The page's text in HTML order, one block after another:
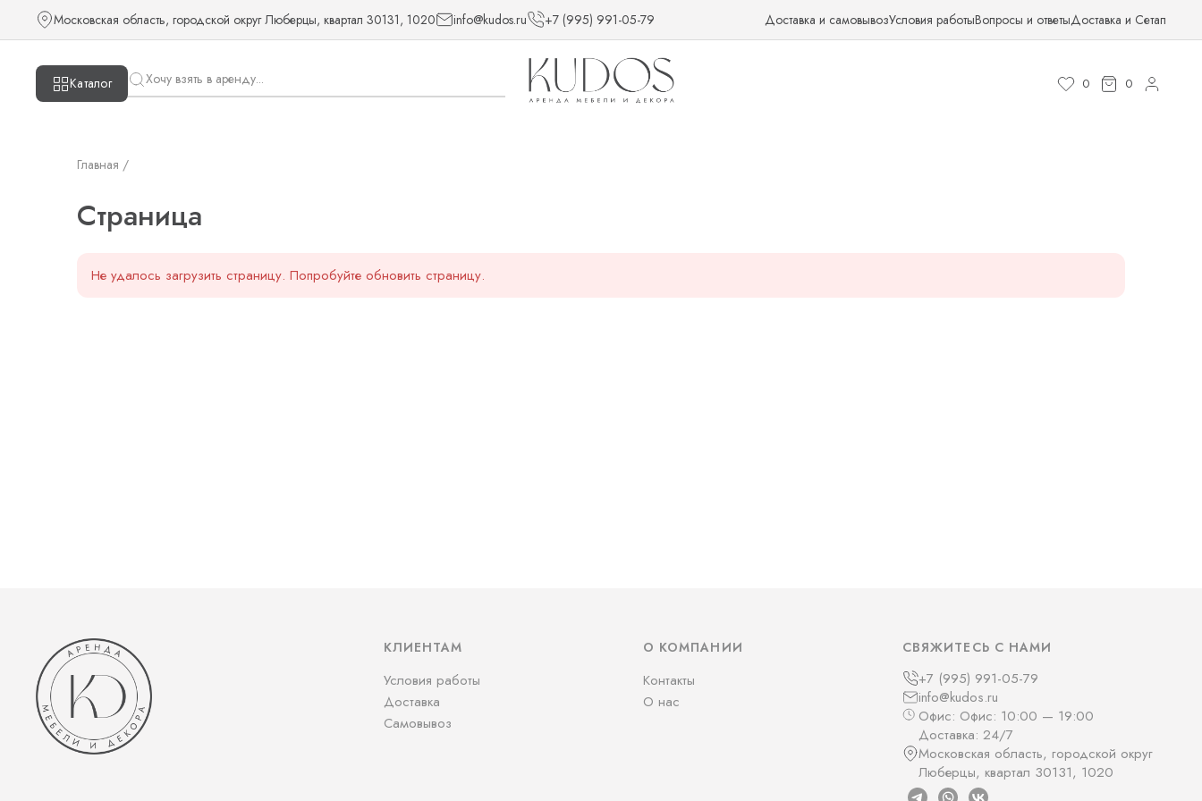
Московская область, городской округ Люберцы, квартал 30131, 1020 info@kudos.ru +7 (995) 991-05-79 Доставка и самовывозУсловия работыВопросы и ответыДоставка и Сетап
Каталог 0 0
Главная /
Страница
Не удалось загрузить страницу. Попробуйте обновить страницу.
КЛИЕНТАМ
Условия работы
Доставка
Самовывоз
О КОМПАНИИ
Контакты
О нас
СВЯЖИТЕСЬ С НАМИ
+7 (995) 991-05-79
info@kudos.ru
Офис: Офис: 10:00 — 19:00
Доставка: 24/7
Московская область, городской округ
Люберцы, квартал 30131, 1020
Страница — KUDOS